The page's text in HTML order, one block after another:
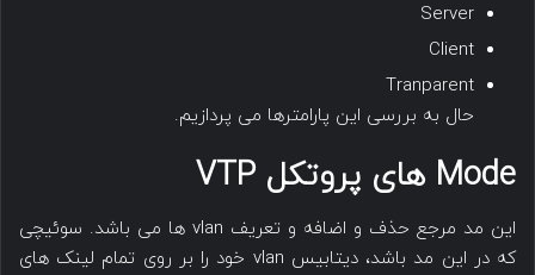
Server
Client
Tranparent
حال به بررسی این پارامترها می پردازیم.
Mode های پروتکل VTP
این مد مرجع حذف و اضافه و تعریف vlan ها می باشد. سوئیچی
که در این مد باشد، دیتابیس vlan خود را بر روی تمام لینک های